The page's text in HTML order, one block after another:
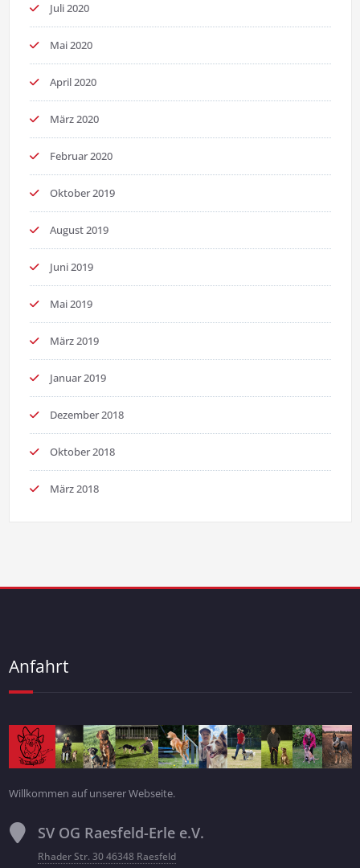
Juli 2020
Mai 2020
April 2020
März 2020
Februar 2020
Oktober 2019
August 2019
Juni 2019
Mai 2019
März 2019
Januar 2019
Dezember 2018
Oktober 2018
März 2018
Anfahrt
Willkommen auf unserer Webseite.
SV OG Raesfeld-Erle e.V.
Rhader Str. 30 46348 Raesfeld